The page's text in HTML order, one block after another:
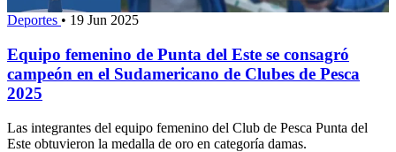
Deportes • 19 Jun 2025
Equipo femenino de Punta del Este se consagró
campeón en el Sudamericano de Clubes de Pesca
2025
Las integrantes del equipo femenino del Club de Pesca Punta del
Este obtuvieron la medalla de oro en categoría damas.